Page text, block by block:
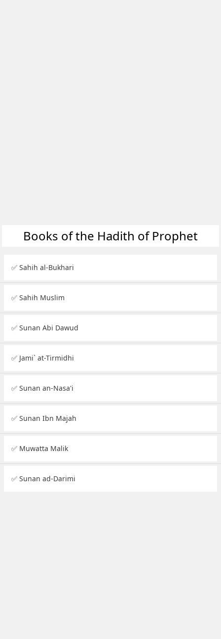
Books of the Hadith of Prophet
✅ Sahih al-Bukhari
✅ Sahih Muslim
✅ Sunan Abi Dawud
✅ Jami` at-Tirmidhi
✅ Sunan an-Nasa'i
✅ Sunan Ibn Majah
✅ Muwatta Malik
✅ Sunan ad-Darimi